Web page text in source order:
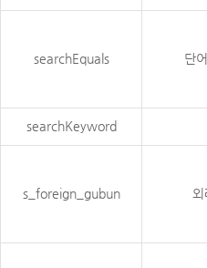
searchEquals 단
searchKeyword
s_foreign_gubun